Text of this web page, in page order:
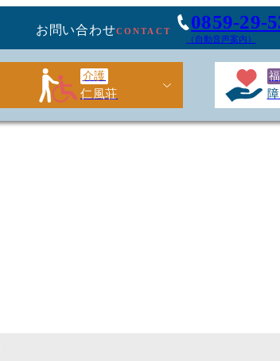
お問い合わせCONTACT 0859-29-
（自動音声案内）
介護
仁風荘